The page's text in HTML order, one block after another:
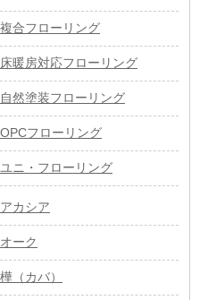
複合フローリング
床暖房対応フローリング
自然塗装フローリング
OPCフローリング
ユニ・フローリング
アカシア
オーク
樺（カバ）